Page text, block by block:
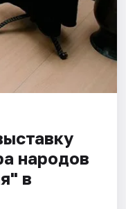
народов
в